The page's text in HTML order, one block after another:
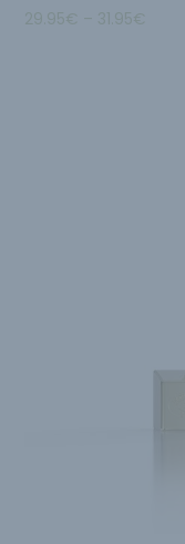
29.95€ – 31.95€